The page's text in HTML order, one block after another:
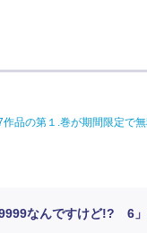
品の第１.巻が期間限定で
9999なんですけど!? 6